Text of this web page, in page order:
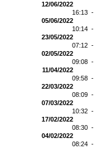
12/06/2022
16:13 -
05/06/2022
10:14 -
23/05/2022
07:12 -
02/05/2022
09:08 -
11/04/2022
09:58 -
22/03/2022
08:09 -
07/03/2022
10:32 -
17/02/2022
08:30 -
04/02/2022
08:24 -